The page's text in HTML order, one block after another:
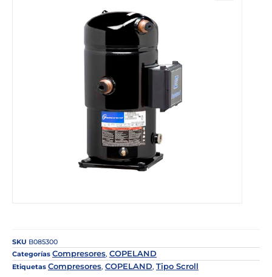
SKU B085300
Categorías Compresores, COPELAND
Etiquetas Compresores, COPELAND, Tipo Scroll